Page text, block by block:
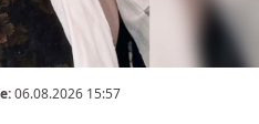
06.08.2026 15:57